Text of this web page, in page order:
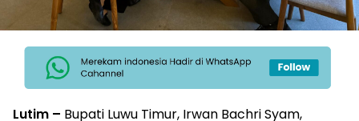
Lutim – Bupati Luwu Timur, Irwan Bachri Syam,